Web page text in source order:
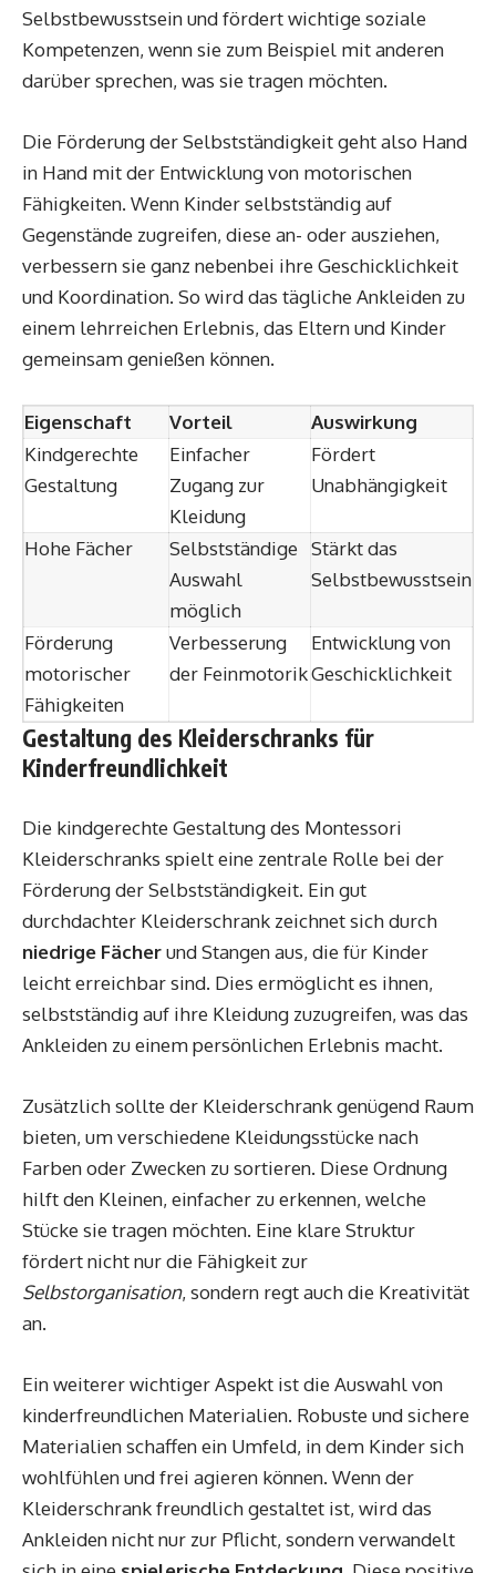
Selbstbewusstsein und fördert wichtige soziale
Kompetenzen, wenn sie zum Beispiel mit anderen
darüber sprechen, was sie tragen möchten.
Die Förderung der Selbstständigkeit geht also Hand
in Hand mit der Entwicklung von motorischen
Fähigkeiten. Wenn Kinder selbstständig auf
Gegenstände zugreifen, diese an- oder ausziehen,
verbessern sie ganz nebenbei ihre Geschicklichkeit
und Koordination. So wird das tägliche Ankleiden zu
einem lehrreichen Erlebnis, das Eltern und Kinder
gemeinsam genießen können.
Eigenschaft Vorteil
Auswirkung
Kindgerechte
Gestaltung
Einfacher
Zugang zur
Kleidung
Fördert
Unabhängigkeit
Hohe Fächer
Selbstständige
Auswahl
möglich
Stärkt das
Selbstbewusstsein
Förderung
motorischer
Fähigkeiten
Verbesserung
der Feinmotorik
Entwicklung von
Geschicklichkeit
Gestaltung des Kleiderschranks für
Kinderfreundlichkeit
Die kindgerechte Gestaltung des Montessori
Kleiderschranks spielt eine zentrale Rolle bei der
Förderung der Selbstständigkeit. Ein gut
durchdachter Kleiderschrank zeichnet sich durch
niedrige Fächerund Stangen aus, die für Kinder
leicht erreichbar sind. Dies ermöglicht es ihnen,
selbstständig auf ihre Kleidung zuzugreifen, was das
Ankleiden zu einem persönlichen Erlebnis macht.
Zusätzlich sollte der Kleiderschrank genügend Raum
bieten, um verschiedene Kleidungsstücke nach
Farben oder Zwecken zu sortieren. Diese Ordnung
hilft den Kleinen, einfacher zu erkennen, welche
Stücke sie tragen möchten. Eine klare Struktur
fördert nicht nur die Fähigkeit zur
Selbstorganisation, sondern regt auch die Kreativität
an.
Ein weiterer wichtiger Aspekt ist die Auswahl von
kinderfreundlichen Materialien. Robuste und sichere
Materialien schaffen ein Umfeld, in dem Kinder sich
wohlfühlen und frei agieren können. Wenn der
Kleiderschrank freundlich gestaltet ist, wird das
Ankleiden nicht nur zur Pflicht, sondern verwandelt